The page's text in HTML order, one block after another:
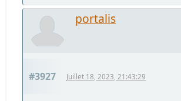
portalis
#3927 Juillet 18, 2023, 21:43:29